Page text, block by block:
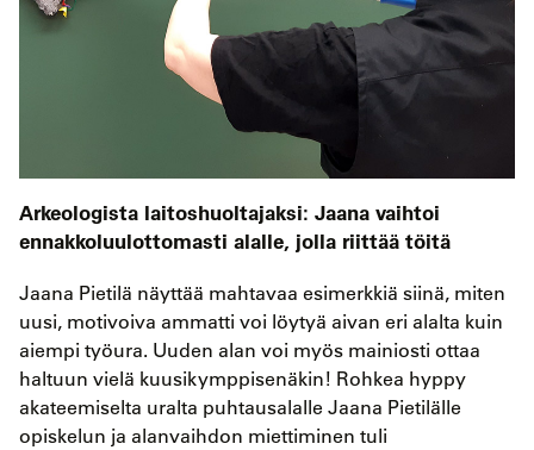
Arkeologista laitoshuoltajaksi: Jaana vaihtoi
ennakkoluulottomasti alalle, jolla riittää töitä
Jaana Pietilä näyttää mahtavaa esimerkkiä siinä, miten
uusi, motivoiva ammatti voi löytyä aivan eri alalta kuin
aiempi työura. Uuden alan voi myös mainiosti ottaa
haltuun vielä kuusikymppisenäkin! Rohkea hyppy
akateemiselta uralta puhtausalalle Jaana Pietilälle
opiskelun ja alanvaihdon miettiminen tuli